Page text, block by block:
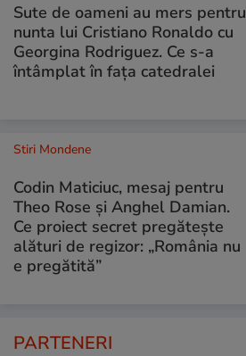
Sute de oameni au mers pentru
nunta lui Cristiano Ronaldo cu
Georgina Rodriguez. Ce s-a
întâmplat în fața catedralei
Stiri Mondene
Codin Maticiuc, mesaj pentru
Theo Rose și Anghel Damian.
Ce proiect secret pregătește
alături de regizor: „România nu
e pregătită”
PARTENERI